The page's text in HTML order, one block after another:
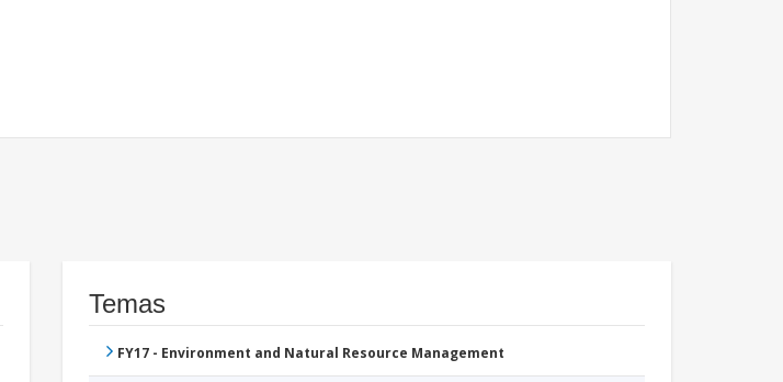
Temas
FY17 - Environment and Natural Resource Management